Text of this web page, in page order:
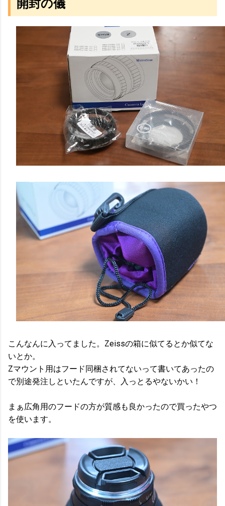
開封の儀
こんなんに入ってました。Zeissの箱に似てるとか似てな
いとか。
Zマウント用はフード同梱されてないって書いてあったの
で別途発注しといたんですが、入っとるやないかい！
まぁ広角用のフードの方が質感も良かったので買ったやつ
を使います。